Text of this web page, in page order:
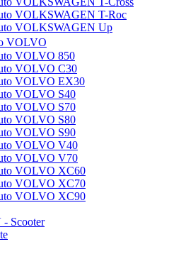
VOLKSWAGEN T-Roc
VOLKSWAGEN Up
VOLVO
VOLVO 850
VOLVO C30
VOLVO EX30
VOLVO S40
VOLVO S70
VOLVO S80
VOLVO S90
VOLVO V40
VOLVO V70
VOLVO XC60
VOLVO XC70
VOLVO XC90
Scooter